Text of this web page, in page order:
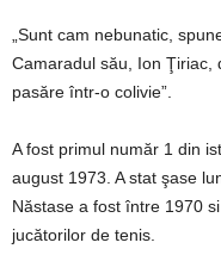
„Sunt cam nebunatic,
Camaradul său, Ion Ţiriac,
pasăre într-o colivie”.
A fost primul număr 1 din
august 1973. A stat şase
Năstase a fost între 1970
jucătorilor de tenis.